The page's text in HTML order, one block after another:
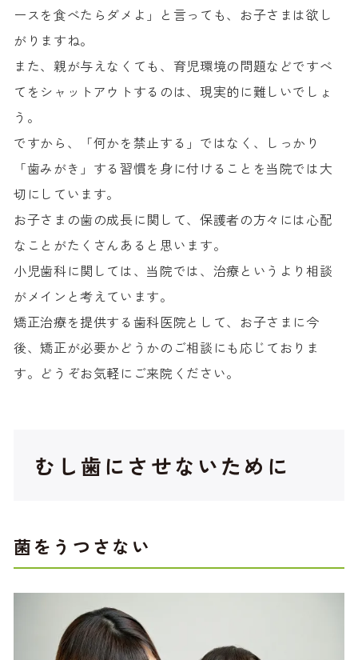
ースを食べたらダメよ」と言っても、お子さまは欲し
がりますね。
また、親が与えなくても、育児環境の問題などですべ
てをシャットアウトするのは、現実的に難しいでしょ
う。
ですから、「何かを禁止する」ではなく、しっかり
「歯みがき」する習慣を身に付けることを当院では大
切にしています。
お子さまの歯の成長に関して、保護者の方々には心配
なことがたくさんあると思います。
小児歯科に関しては、当院では、治療というより相談
がメインと考えています。
矯正治療を提供する歯科医院として、お子さまに今
後、矯正が必要かどうかのご相談にも応じておりま
す。どうぞお気軽にご来院ください。
むし歯にさせないために
菌をうつさない